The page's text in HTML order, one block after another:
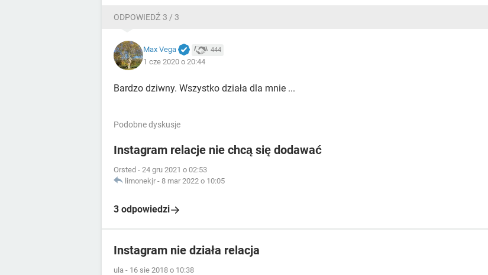
ODPOWIEDŹ 3 / 3
Max Vega 444
1 cze 2020 o 20:44
Bardzo dziwny. Wszystko działa dla mnie ...
Podobne dyskusje
Instagram relacje nie chcą się dodawać
Orsted - 24 gru 2021 o 02:53
limonekjr - 8 mar 2022 o 10:05
3 odpowiedzi
Instagram nie działa relacja
ula - 16 sie 2018 o 10:38